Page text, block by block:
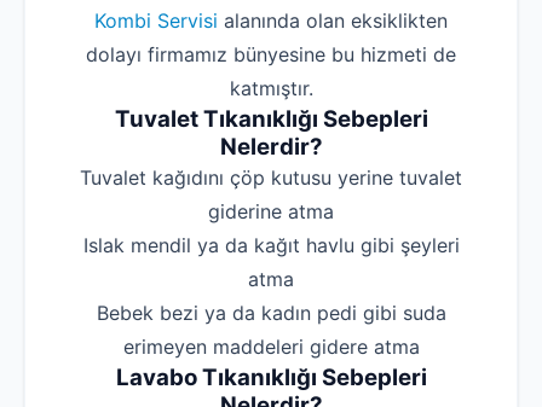
Kombi Servisi alanında olan eksiklikten
dolayı firmamız bünyesine bu hizmeti de
katmıştır.
Tuvalet Tıkanıklığı Sebepleri
Nelerdir?
‌Tuvalet kağıdını çöp kutusu yerine tuvalet
giderine atma
‌Islak mendil ya da kağıt havlu gibi şeyleri
atma
‌Bebek bezi ya da kadın pedi gibi suda
erimeyen maddeleri gidere atma
Lavabo Tıkanıklığı Sebepleri